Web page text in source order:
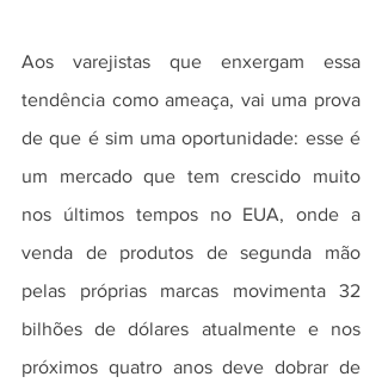
Aos varejistas que enxergam essa
tendência como ameaça, vai uma prova
de que é sim uma oportunidade: esse é
um mercado que tem crescido muito
nos últimos tempos no EUA, onde a
venda de produtos de segunda mão
pelas próprias marcas movimenta 32
bilhões de dólares atualmente e nos
próximos quatro anos deve dobrar de